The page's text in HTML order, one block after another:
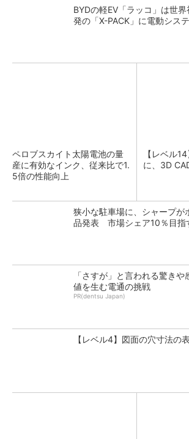
BYDの軽EV「ラッコ」は世
発の「X-PACK」に電動シス
ペロブスカイト太陽電池の量
産に有効なインク、従来比で1.
5倍の性能向上
【レベル
に、3D
狭小な駐車場に、シャープが
品発表 市場シェア10％目指
「さすが」と言われる驚き
値を生む電通の挑戦
PR(dentsu Japan)
【レベル4】図面の穴寸法の